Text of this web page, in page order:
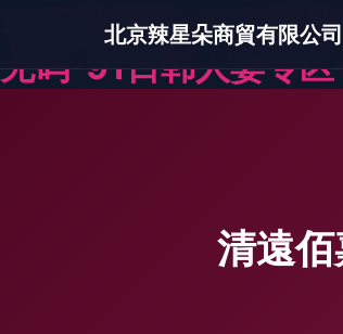
91日韩另类-91日韩
无码-91日韩人妻专
北京辣星朵商貿有限公司
清遠